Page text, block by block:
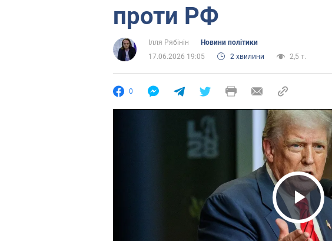
проти РФ
Ілля Рябінін
Новини політики
17.06.2026 19:05
2 хвилини 2,5 т.
0
Play